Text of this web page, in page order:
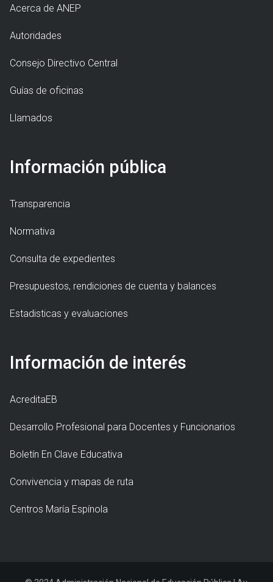
Acerca de ANEP
Autoridades
Consejo Directivo Central
Guías de oficinas
Llamados
Información pública
Transparencia
Normativa
Consulta de expedientes
Presupuestos, rendiciones de cuenta y balances
Estadisticas y evaluaciones
Información de interés
AcreditaEB
Desarrollo Profesional para Docentes y Funcionarios
Boletín En Clave Educativa
Convivencia y mapas de ruta
Centros María Espínola